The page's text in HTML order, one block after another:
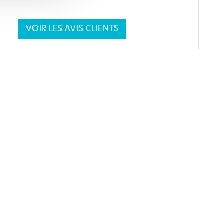
VOIR LES AVIS CLIENTS